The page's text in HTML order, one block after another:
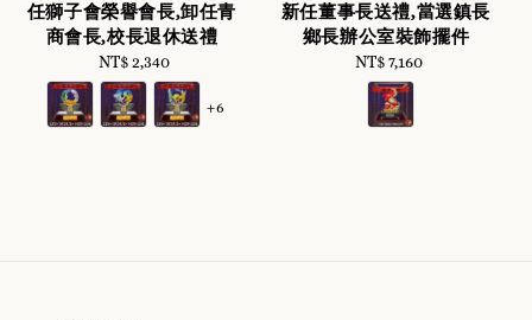
任獅子會榮譽會長,卸任青
商會長,校長退休送禮
Regular
price
NT$ 2,340
+6
新任董事長送禮,當選鎮長
鄉長辦公室裝飾擺件
Regular
price
NT$ 7,160